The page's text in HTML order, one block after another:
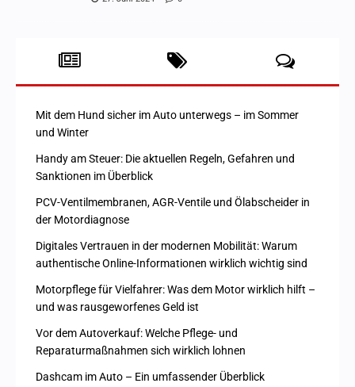
Mit dem Hund sicher im Auto unterwegs – im Sommer
und Winter
Handy am Steuer: Die aktuellen Regeln, Gefahren und
Sanktionen im Überblick
PCV-Ventilmembranen, AGR-Ventile und Ölabscheider in
der Motordiagnose
Digitales Vertrauen in der modernen Mobilität: Warum
authentische Online-Informationen wirklich wichtig sind
Motorpflege für Vielfahrer: Was dem Motor wirklich hilft –
und was rausgeworfenes Geld ist
Vor dem Autoverkauf: Welche Pflege- und
Reparaturmaßnahmen sich wirklich lohnen
Dashcam im Auto – Ein umfassender Überblick